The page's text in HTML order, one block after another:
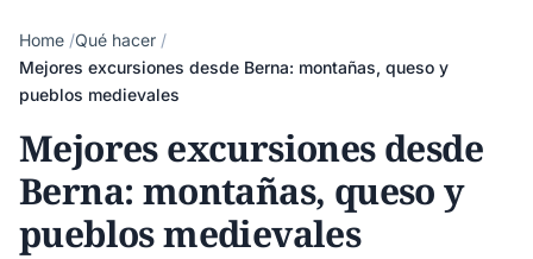
Home Qué hacer
Mejores excursiones desde Berna: montañas, queso y
pueblos medievales
Mejores excursiones desde
Berna: montañas, queso y
pueblos medievales